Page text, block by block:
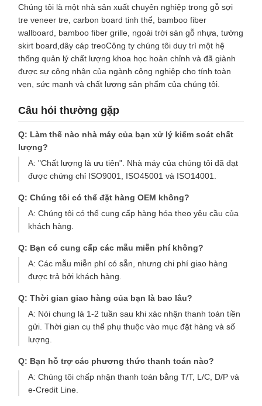
Chúng tôi là một nhà sản xuất chuyên nghiệp trong gỗ sợi
tre veneer tre, carbon board tinh thể, bamboo fiber
wallboard, bamboo fiber grille, ngoài trời sàn gỗ nhựa, tường
skirt board,dây cáp treoCông ty chúng tôi duy trì một hệ
thống quản lý chất lượng khoa học hoàn chỉnh và đã giành
được sự công nhận của ngành công nghiệp cho tính toàn
vẹn, sức mạnh và chất lượng sản phẩm của chúng tôi.
Câu hỏi thường gặp
Q: Làm thế nào nhà máy của bạn xử lý kiểm soát chất
lượng?
A: "Chất lượng là ưu tiên". Nhà máy của chúng tôi đã đạt
được chứng chỉ ISO9001, ISO45001 và ISO14001.
Q: Chúng tôi có thể đặt hàng OEM không?
A: Chúng tôi có thể cung cấp hàng hóa theo yêu cầu của
khách hàng.
Q: Bạn có cung cấp các mẫu miễn phí không?
A: Các mẫu miễn phí có sẵn, nhưng chi phí giao hàng
được trả bởi khách hàng.
Q: Thời gian giao hàng của bạn là bao lâu?
A: Nói chung là 1-2 tuần sau khi xác nhận thanh toán tiền
gửi. Thời gian cụ thể phụ thuộc vào mục đặt hàng và số
lượng.
Q: Bạn hỗ trợ các phương thức thanh toán nào?
A: Chúng tôi chấp nhận thanh toán bằng T/T, L/C, D/P và
e-Credit Line.